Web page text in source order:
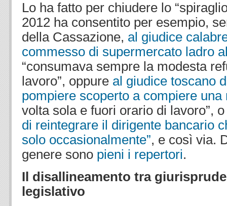
Lo ha fatto per chiudere lo
2012 ha consentito per esempio,
della Cassazione, al giudice
commesso di supermercato ladro
“consumava sempre la modesta
lavoro”, oppure al giudice toscano
pompiere scoperto a compiere una
volta sola e fuori orario di lavoro”,
di reintegrare il dirigente bancario
solo occasionalmente”, e così via.
genere sono pieni i repertori.
Il disallineamento tra
legislativo